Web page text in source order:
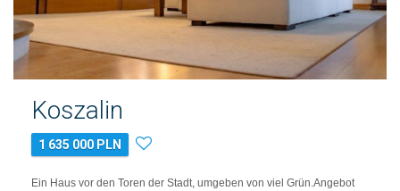
Koszalin
1 635 000 PLN
Ein Haus vor den Toren der Stadt, umgeben von viel Grün.Angebot